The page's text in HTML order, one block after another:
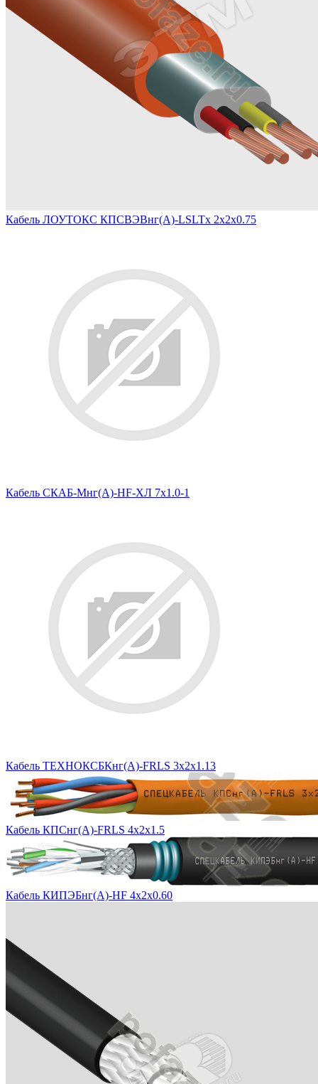
Кабель ЛОУТОКС КПСВЭВнг(А)-LSLTx 2х2х0.75
Кабель СКАБ-Мнг(А)-HF-ХЛ 7х1.0-1
Кабель ТЕХНОКСБКнг(A)-FRLS 3x2x1.13
Кабель КПСнг(А)-FRLS 4х2х1.5
Кабель КИПЭБнг(А)-HF 4х2х0.60